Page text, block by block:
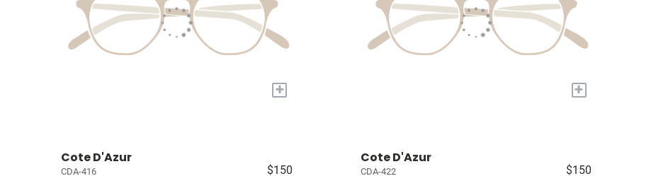
+ +
Cote D'Azur
CDA-416 $150
Cote D'Azur
CDA-422 $150